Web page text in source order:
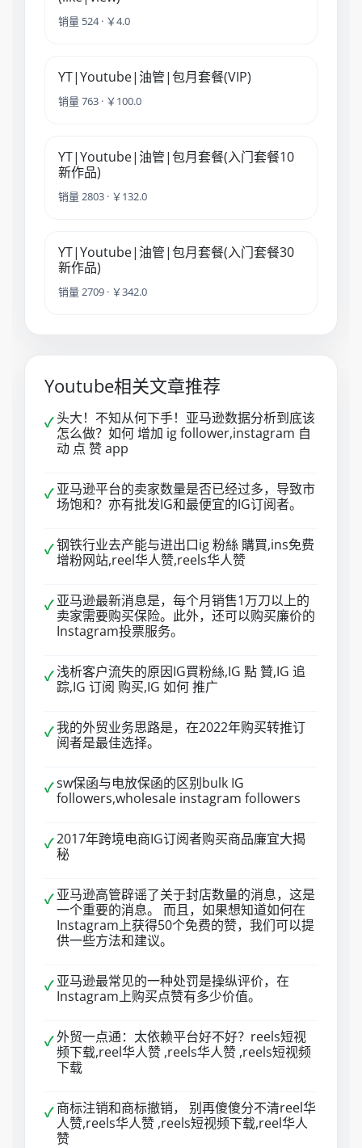
销量 524 · ￥4.0
YT|Youtube|油管|包月套餐(VIP)
销量 763 · ￥100.0
YT|Youtube|油管|包月套餐(入门套餐10
新作品)
销量 2803 · ￥132.0
YT|Youtube|油管|包月套餐(入门套餐30
新作品)
销量 2709 · ￥342.0
Youtube相关文章推荐
✓ 头大！不知从何下手！亚马逊数据分析到底该
怎么做？如何 增加 ig follower,instagram 自
动 点 赞 app
✓ 亚马逊平台的卖家数量是否已经过多，导致市
场饱和？亦有批发IG和最便宜的IG订阅者。
✓钢铁行业去产能与进出口ig 粉絲 購買,ins免费
增粉网站,reel华人赞,reels华人赞
✓ 亚马逊最新消息是，每个月销售1万刀以上的
卖家需要购买保险。此外，还可以购买廉价的
Instagram投票服务。
✓浅析客户流失的原因IG買粉絲,IG 點 贊,IG 追
踪,IG 订阅 购买,IG 如何 推广
✓我的外贸业务思路是，在2022年购买转推订
阅者是最佳选择。
✓sw保函与电放保函的区别bulk IG
followers,wholesale instagram followers
✓2017年跨境电商IG订阅者购买商品廉宜大揭
秘
✓ 亚马逊高管辟谣了关于封店数量的消息，这是
一个重要的消息。 而且，如果想知道如何在
Instagram上获得50个免费的赞，我们可以提
供一些方法和建议。
✓ 亚马逊最常见的一种处罚是操纵评价，在
Instagram上购买点赞有多少价值。
✓外贸一点通：太依赖平台好不好？reels短视
频下载,reel华人赞 ,reels华人赞 ,reels短视频
下载
✓ 商标注销和商标撤销， 别再傻傻分不清reel华
人赞,reels华人赞 ,reels短视频下载,reel华人
赞